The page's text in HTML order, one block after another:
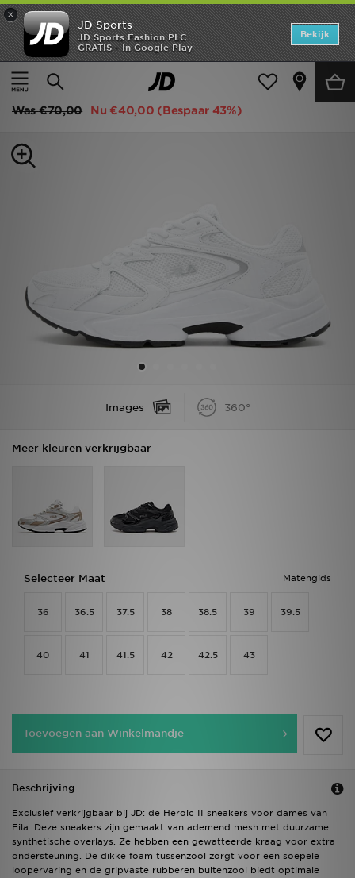
×
JD Sports
JD Sports Fashion PLC
GRATIS - In Google Play
Bekijk
Thuis
Dames Damesschoenen Hardloopschoenen
Fila Heroic II Women's
Was€70,00 Nu €40,00 (Bespaar 43%)
Images 360°
Meer kleuren verkrijgbaar
Matengids
Selecteer Maat
36 36.5 37.5 38 38.5 39 39.5
40 41 41.5 42 42.5 43
Toevoegen aan Winkelmandje
Beschrijving
Exclusief verkrijgbaar bij JD: de Heroic II sneakers voor dames van
Fila. Deze sneakers zijn gemaakt van ademend mesh met duurzame
synthetische overlays. Ze hebben een gewatteerde kraag voor extra
ondersteuning. De dikke foam tussenzool zorgt voor een soepele
loopervaring en de gripvaste rubberen buitenzool biedt optimale
Home
Offers
Dames
Sports
Klantenservice
Download de app
Wie wij zijn